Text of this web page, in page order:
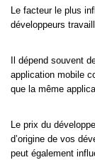
Le facteur le plus
développeurs
Il dépend souvent
application mobile
que la même
Le prix du
d’origine de vos
peut également